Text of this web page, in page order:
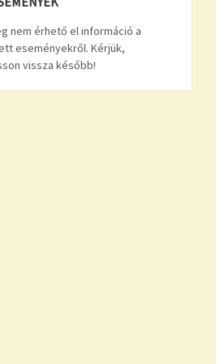
nem érhető el információ a
eseményekről. Kérjük,
vissza később!